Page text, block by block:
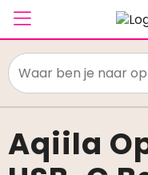
Textiel
Paraplu's
Caps & Beanies
Aqiila